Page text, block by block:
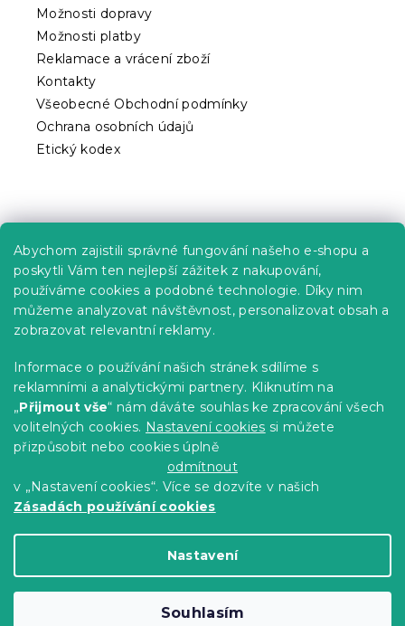
Abychom zajistili správné fungování našeho e-shopu a
poskytli Vám ten nejlepší zážitek z nakupování,
používáme cookies a podobné technologie. Díky nim
můžeme analyzovat návštěvnost, personalizovat obsah a
zobrazovat relevantní reklamy.
Informace o používání našich stránek sdílíme s
reklamními a analytickými partnery. Kliknutím na
„Přijmout vše“ nám dáváte souhlas ke zpracování všech
volitelných cookies. Nastavení cookies si můžete
přizpůsobit nebo cookies úplně
odmítnout
v „Nastavení cookies“. Více se dozvíte v našich
Zásadách používání cookies
Nastavení
Souhlasím
Možnosti dopravy
Možnosti platby
Reklamace a vrácení zboží
Kontakty
Všeobecné Obchodní podmínky
Ochrana osobních údajů
Etický kodex
Kariéra
Poptávky a B2B spolupráce
Proč se u nás registrovat?
Věrnostní program - Sleva až 10 %
Návody
Tabulky velikostí
Blog
Vytvořil Shoptet Premium
Copyright 2026Výprodej povlečení. Všechna
práva vyhrazena.Upravit nastavení cookies